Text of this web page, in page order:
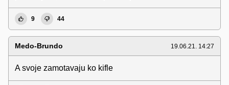
9 44
Medo-Brundo 19.06.21. 14:27
A svoje zamotavaju ko kifle